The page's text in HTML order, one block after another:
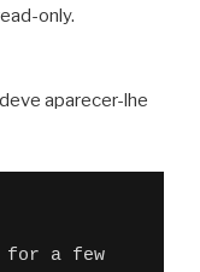
only.
aparecer-lhe
for a few